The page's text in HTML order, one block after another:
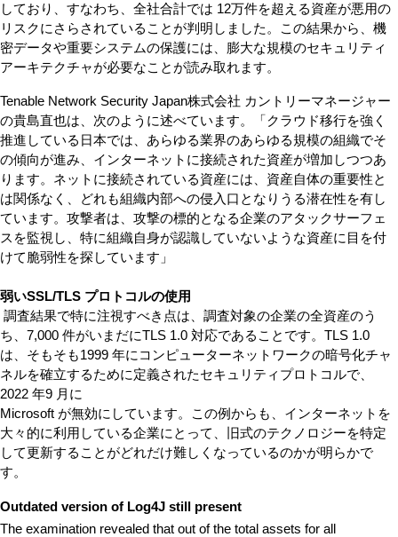
しており、すなわち、全社合計では 12万件を超える資産が悪用の
リスクにさらされていることが判明しました。この結果から、機
密データや重要システムの保護には、膨大な規模のセキュリティ
アーキテクチャが必要なことが読み取れます。
Tenable Network Security Japan株式会社 カントリーマネージャー
の貴島直也は、次のように述べています。「クラウド移行を強く
推進している日本では、あらゆる業界のあらゆる規模の組織でそ
の傾向が進み、インターネットに接続された資産が増加しつつあ
ります。ネットに接続されている資産には、資産自体の重要性と
は関係なく、どれも組織内部への侵入口となりうる潜在性を有し
ています。攻撃者は、攻撃の標的となる企業のアタックサーフェ
スを監視し、特に組織自身が認識していないような資産に目を付
けて脆弱性を探しています」
弱いSSL/TLS プロトコルの使用
ち、7,000 件がいまだにTLS 1.0 対応であることです。TLS 1.0
は、そもそも1999 年にコンピューターネットワークの暗号化チャ
ネルを確立するために定義されたセキュリティプロトコルで、
2022 年9 月に
Microsoft が無効にしています。この例からも、インターネットを
大々的に利用している企業にとって、旧式のテクノロジーを特定
して更新することがどれだけ難しくなっているのかが明らかで
す。
Outdated version of Log4J still present
The examination revealed that out of the total assets for all